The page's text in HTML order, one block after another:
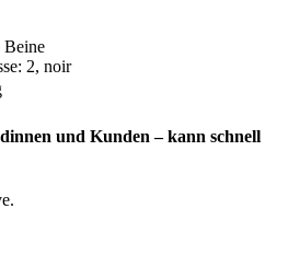
Beine
2, noir
und Kunden – kann schnell